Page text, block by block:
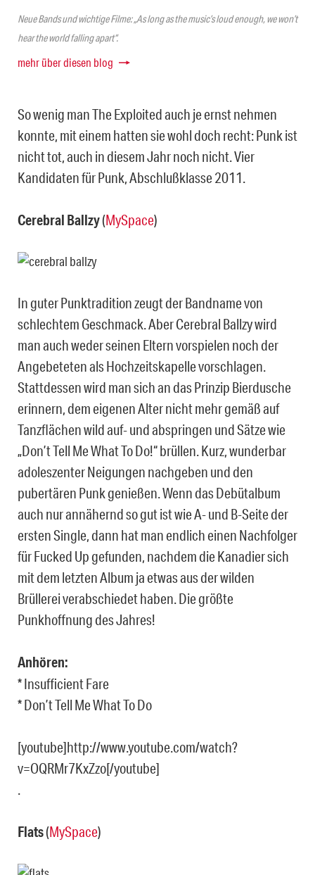
Neue Bands und wichtige Filme: „As long as the music’s loud enough, we won’t
hear the world falling apart“.
mehr über diesen blog
So wenig man The Exploited auch je ernst nehmen
konnte, mit einem hatten sie wohl doch recht: Punk ist
nicht tot, auch in diesem Jahr noch nicht. Vier
Kandidaten für Punk, Abschlußklasse 2011.
Cerebral Ballzy(MySpace)
In guter Punktradition zeugt der Bandname von
schlechtem Geschmack. Aber Cerebral Ballzy wird
man auch weder seinen Eltern vorspielen noch der
Angebeteten als Hochzeitskapelle vorschlagen.
Stattdessen wird man sich an das Prinzip Bierdusche
erinnern, dem eigenen Alter nicht mehr gemäß auf
Tanzflächen wild auf- und abspringen und Sätze wie
„Don’t Tell Me What To Do!“ brüllen. Kurz, wunderbar
adoleszenter Neigungen nachgeben und den
pubertären Punk genießen. Wenn das Debütalbum
auch nur annähernd so gut ist wie A- und B-Seite der
ersten Single, dann hat man endlich einen Nachfolger
für Fucked Up gefunden, nachdem die Kanadier sich
mit dem letzten Album ja etwas aus der wilden
Brüllerei verabschiedet haben. Die größte
Punkhoffnung des Jahres!
Anhören:
* Insufficient Fare
* Don’t Tell Me What To Do
[youtube]http://www.youtube.com/watch?
v=OQRMr7KxZzo[/youtube]
.
Flats(MySpace)